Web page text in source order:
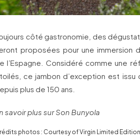
côté gastronomie, des
proposées pour une immersion
l’Espagne. Considéré comme une
ce jambon d’exception est issu
plus de 150 ans.
savoir plus sur Son Bunyola
photos : Courtesy of Virgin Limited Edition